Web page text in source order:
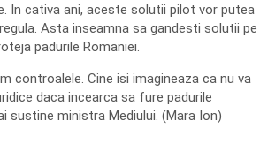
In cativa ani, aceste solutii pilot vor putea
Asta inseamna sa gandesti solutii pe
padurile Romaniei.
controalele. Cine isi imagineaza ca nu va
daca incearca sa fure padurile
sustine ministra Mediului. (Mara Ion)